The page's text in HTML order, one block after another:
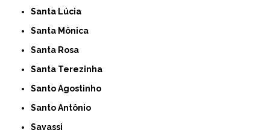
Santa Lúcia
Santa Mônica
Santa Rosa
Santa Terezinha
Santo Agostinho
Santo Antônio
Savassi